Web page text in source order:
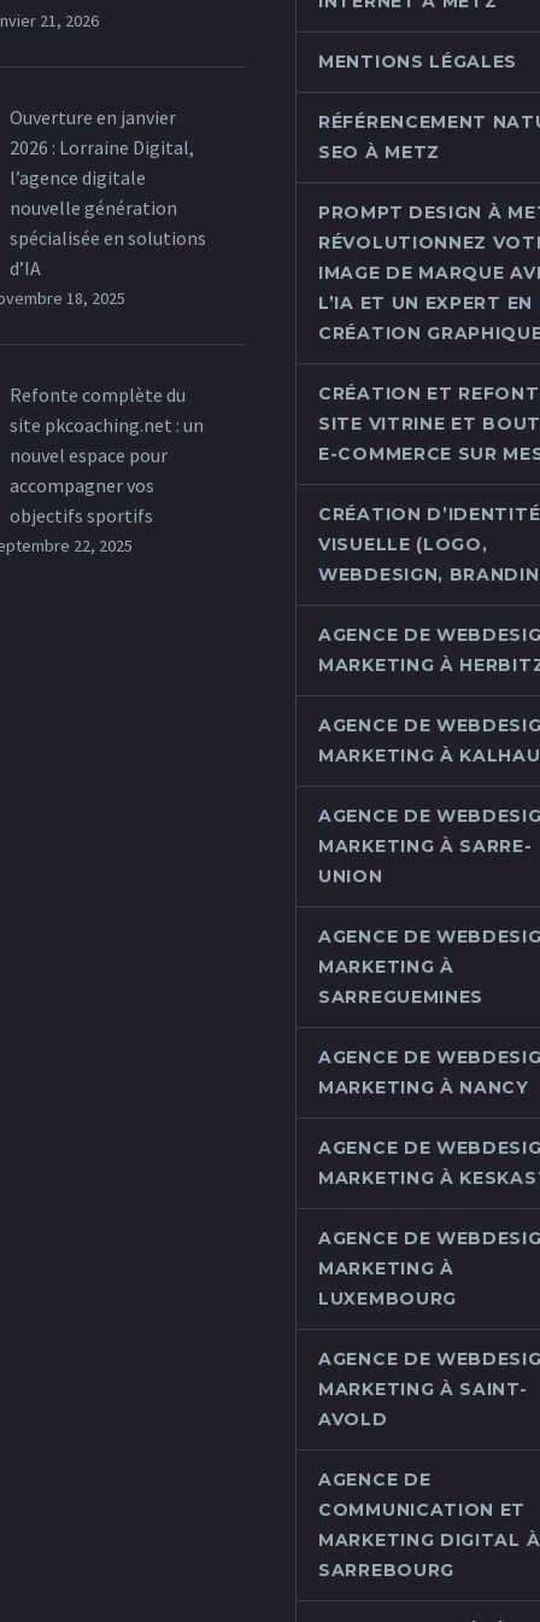
21, 2026
Ouverture en janvier
2026 : Lorraine Digital,
l’agence digitale
nouvelle génération
spécialisée en solutions
d’IA
18, 2025
Refonte complète du
site pkcoaching.net : un
nouvel espace pour
accompagner vos
objectifs sportifs
22, 2025
MENTIONS LÉGALES
RÉFÉRENCEMENT
SEO À METZ
PROMPT DESIGN À
RÉVOLUTIONNEZ
IMAGE DE MARQUE
L’IA ET UN EXPERT EN
CRÉATION
CRÉATION ET
SITE VITRINE ET
E-COMMERCE SUR
CRÉATION D’IDENTITÉ
VISUELLE (LOGO,
WEBDESIGN,
AGENCE DE
MARKETING À
AGENCE DE
MARKETING À
AGENCE DE
MARKETING À SARRE-
UNION
AGENCE DE
MARKETING À
SARREGUEMINES
AGENCE DE
MARKETING À NANCY
AGENCE DE
MARKETING À
AGENCE DE
MARKETING À
LUXEMBOURG
AGENCE DE
MARKETING À SAINT-
AVOLD
AGENCE DE
COMMUNICATION ET
MARKETING DIGITAL À
SARREBOURG